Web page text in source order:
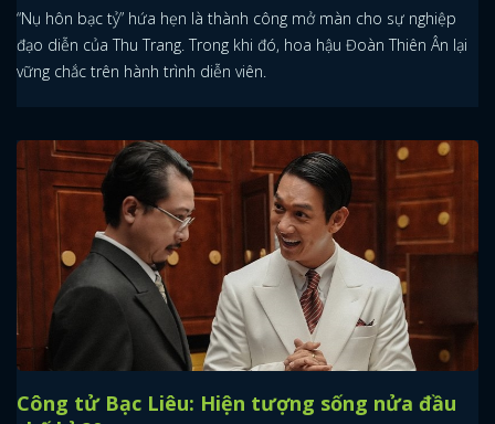
“Nụ hôn bạc tỷ” hứa hẹn là thành công mở màn cho sự nghiệp
đạo diễn của Thu Trang. Trong khi đó, hoa hậu Đoàn Thiên Ân lại
vững chắc trên hành trình diễn viên.
Công tử Bạc Liêu: Hiện tượng sống nửa đầu